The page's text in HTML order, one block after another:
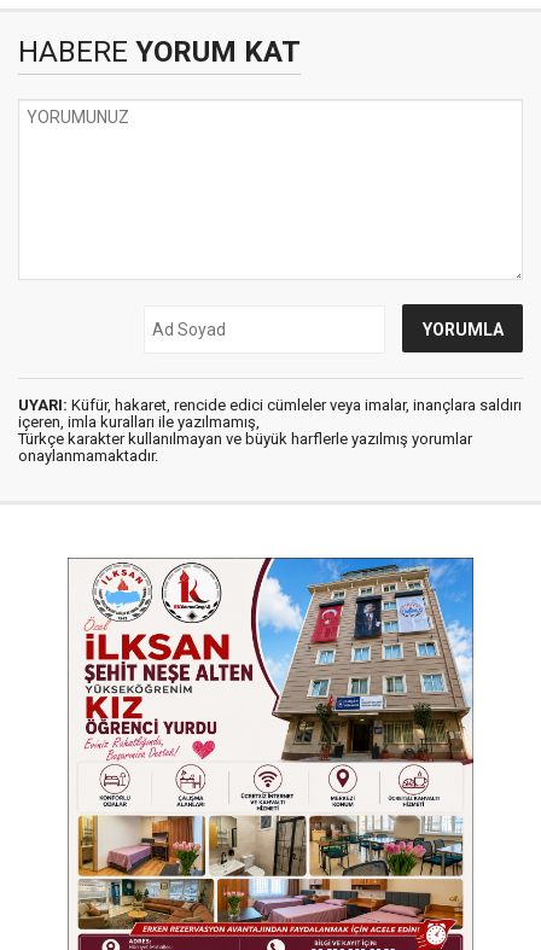
HABERE YORUM KAT
UYARI: Küfür, hakaret, rencide edici cümleler veya imalar, inançlara saldırı
içeren, imla kuralları ile yazılmamış,
Türkçe karakter kullanılmayan ve büyük harflerle yazılmış yorumlar
onaylanmamaktadır.